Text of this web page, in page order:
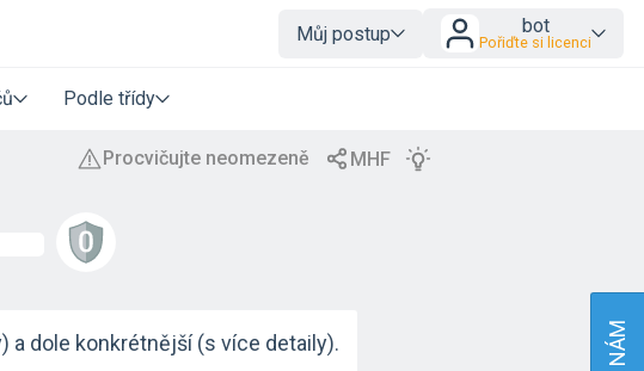
Můj postup bot
Pořiďte si licenci
Podle třídy
a dole konkrétnější (s více detaily).